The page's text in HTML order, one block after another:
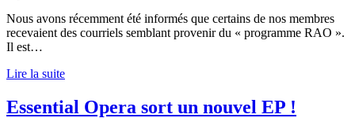
Nous avons récemment été informés que certains de nos membres
recevaient des courriels semblant provenir du « programme RAO ».
Il est…
Lire la suite
Essential Opera sort un nouvel EP !